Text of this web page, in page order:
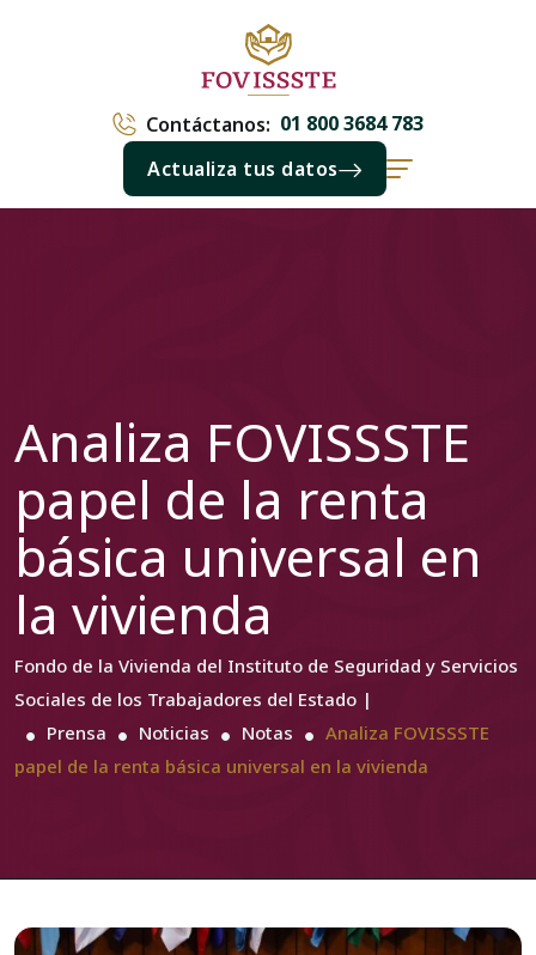
Contáctanos: 01 800 3684 783
Actualiza tus datos
Analiza FOVISSSTE
papel de la renta
básica universal en
la vivienda
Fondo de la Vivienda del Instituto de Seguridad y Servicios
Sociales de los Trabajadores del Estado |
Prensa
Noticias Notas
Analiza FOVISSSTE
papel de la renta básica universal en la vivienda